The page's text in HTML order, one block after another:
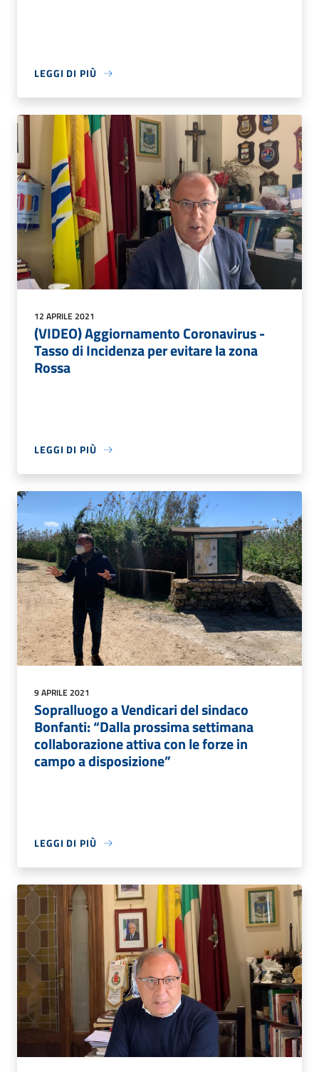
LEGGI DI PIÙ
12 APRILE 2021
(VIDEO) Aggiornamento Coronavirus -
Tasso di Incidenza per evitare la zona
Rossa
LEGGI DI PIÙ
9 APRILE 2021
Sopralluogo a Vendicari del sindaco
Bonfanti: “Dalla prossima settimana
collaborazione attiva con le forze in
campo a disposizione”
LEGGI DI PIÙ